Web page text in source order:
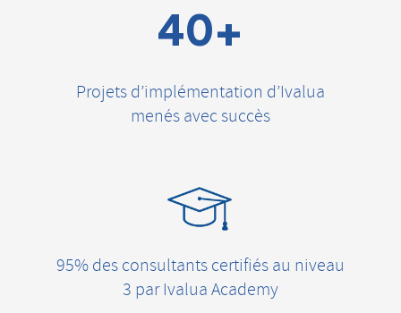
40+
Projets d’implémentation d’Ivalua
menés avec succès
95% des consultants certifiés au niveau
3 par Ivalua Academy